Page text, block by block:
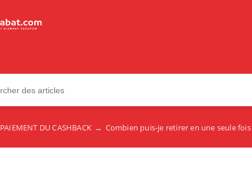
PAIEMENT DU CASHBACK → Combien puis-je retirer en une seule fois